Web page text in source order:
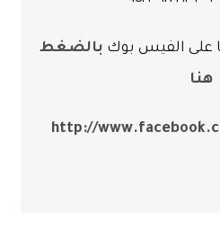
على الفيس بوك بالضغط
هنا
http://